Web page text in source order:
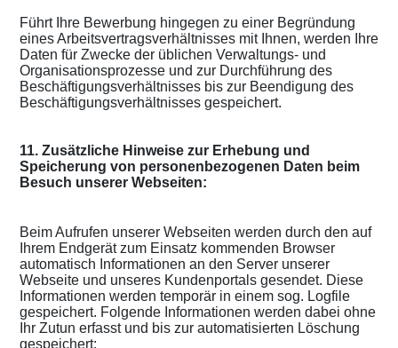
Führt Ihre Bewerbung hingegen zu einer Begründung
eines Arbeitsvertragsverhältnisses mit Ihnen, werden Ihre
Daten für Zwecke der üblichen Verwaltungs- und
Organisationsprozesse und zur Durchführung des
Beschäftigungsverhältnisses bis zur Beendigung des
Beschäftigungsverhältnisses gespeichert.
11. Zusätzliche Hinweise zur Erhebung und
Speicherung von personenbezogenen Daten beim
Besuch unserer Webseiten:
Beim Aufrufen unserer Webseiten werden durch den auf
Ihrem Endgerät zum Einsatz kommenden Browser
automatisch Informationen an den Server unserer
Webseite und unseres Kundenportals gesendet. Diese
Informationen werden temporär in einem sog. Logfile
gespeichert. Folgende Informationen werden dabei ohne
Ihr Zutun erfasst und bis zur automatisierten Löschung
gespeichert: